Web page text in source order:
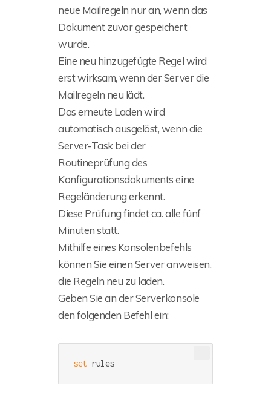
neue Mailregeln nur an, wenn das
Dokument zuvor gespeichert
wurde.
Eine neu hinzugefügte Regel wird
erst wirksam, wenn der Server die
Mailregeln neu lädt.
Das erneute Laden wird
automatisch ausgelöst, wenn die
Server-Task bei der
Routineprüfung des
Konfigurationsdokuments eine
Regeländerung erkennt.
Diese Prüfung findet ca. alle fünf
Minuten statt.
Mithilfe eines Konsolenbefehls
können Sie einen Server anweisen,
die Regeln neu zu laden.
Geben Sie an der Serverkonsole
den folgenden Befehl ein:
set rules